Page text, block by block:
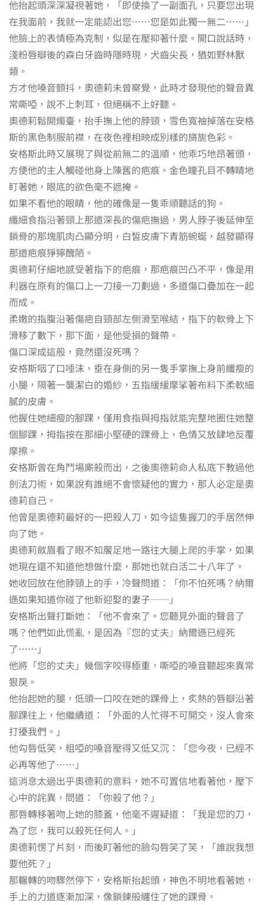
他抬起頭深深凝視著她，「即使換了一副面孔，只要您出現
在我面前，我就一定能認出您……您是如此獨一無二……」
他臉上的表情極為克制，似是在壓抑著什麼。開口說話時，
淺粉唇瓣後的森白牙齒時隱時現，犬齒尖長，猶如野林獸
類。
方才他嗓音顫抖，奧德莉未曾察覺，此時才發現他的聲音異
常嘶啞，說不上刺耳，但絕稱不上好聽。
奧德莉鬆開燭臺，抬手撫上他的脖頸，雪色寬袖掉落在安格
斯的黑色制服前襟，在夜色裡相映成別樣的旖旎色彩。
安格斯此時又展現了與從前無二的溫順，他乖巧地昂著頭，
方便他的主人觸碰他身上陳舊的疤痕。金色瞳孔目不轉睛地
盯著她，眼底的欲色毫不遮掩。
如果不看他的眼睛，他的確像是一隻乖順聽話的狗。
纖細食指沿著頸上那道深長的傷疤撫過，男人脖子後延伸至
鎖骨的那塊肌肉凸顯分明，白皙皮膚下青筋蜿蜒，越發顯得
那道疤痕猙獰醜陋。
奧德莉仔細地感受著指下的疤痕，那疤痕凹凸不平，像是用
利器在原有的傷口上一刀接一刀劃過，多道傷口疊加在一起
而成。
柔嫩的指腹沿著傷疤自頸部左側滑至喉結，指下的軟骨上下
滑移了數下，那下面，是他受損的聲帶。
傷口深成這般，竟然還沒死嗎？
安格斯咽了口唾沫，垂在身側的另一隻手掌撫上身前纖瘦的
小腿，隔著一襲潔白的婚紗，五指緩緩摩挲著布料下柔軟細
膩的皮膚。
他握住她細瘦的腳踝，僅用食指與拇指就能完整地圈住她整
個腳踝，拇指按在那細小堅硬的踝骨上，色情又放肆地反覆
摩擦。
安格斯曾在角鬥場廝殺而出，之後奧德莉命人私底下教過他
劍法刀術，如果說有誰絕不會懷疑他的實力，那人必定是奧
德莉自己。
他曾是奧德莉最好的一把殺人刀，如今這隻握刀的手居然伸
向了她。
奧德莉斂眉看了眼不知饜足地一路往大腿上爬的手掌，如果
她現在還不知道他想做什麼，那她也就白活二十八年了。
她收回放在他脖頸上的手，冷聲問道：「你不怕死嗎？納爾
遜如果知道你碰了他新迎娶的妻子──」
安格斯出聲打斷她：「他不會來了。您聽見外面的聲音了
嗎？他們如此慌亂，是因為『您的丈夫』納爾遜已經死
了……」
他將「您的丈夫」幾個字咬得極重，嘶啞的嗓音聽起來異常
狠戾。
他抬起她的腿，低頭一口咬在她的踝骨上，炙熱的唇瓣沿著
腳踝往上，他繼續道：「外面的人忙得不可開交，沒人會來
打擾我們。」
他勾唇低笑，粗啞的嗓音壓得又低又沉：「您今夜，已經不
必再等他了……」
這消息太過出乎奧德莉的意料，她不可置信地看著他，壓下
心中的詫異，問道：「你殺了他？」
那唇轉移著吻上她的膝蓋，他毫不遲疑道：「我是您的刀，
為了您，我可以殺死任何人。」
奧德莉愣了片刻，而後盯著他的臉勾唇笑了笑，「誰說我想
要他死？」
那輾轉的吻驟然停下，安格斯抬起頭，神色不明地看著她，
手上的力道逐漸加深，像鎖鍊般纏住了她的踝骨。